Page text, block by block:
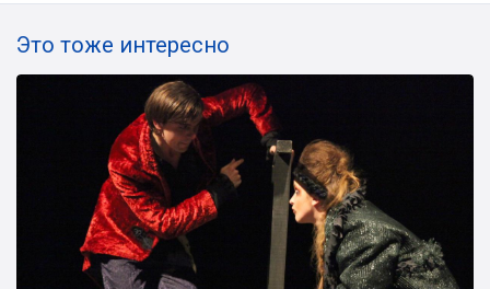
Это тоже интересно